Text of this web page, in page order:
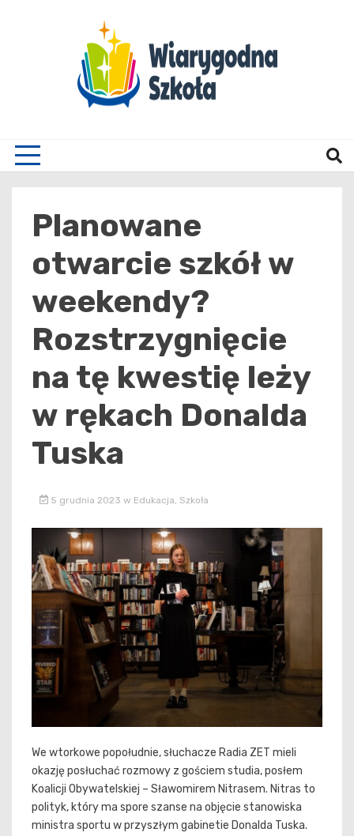
Planowane
otwarcie szkół w
weekendy?
Rozstrzygnięcie
na tę kwestię leży
w rękach Donalda
Tuska
5 grudnia 2023 w Edukacja Szkoła
We wtorkowe popołudnie, słuchacze Radia ZET mieli
okazję posłuchać rozmowy z gościem studia, posłem
Koalicji Obywatelskiej – Sławomirem Nitrasem. Nitras to
polityk, który ma spore szanse na objęcie stanowiska
ministra sportu w przyszłym gabinetie Donalda Tuska.